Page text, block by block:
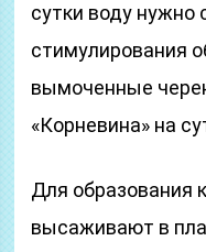
сутки воду нужно
стимулирования
вымоченные
«Корневина» на
Для образования
высаживают в